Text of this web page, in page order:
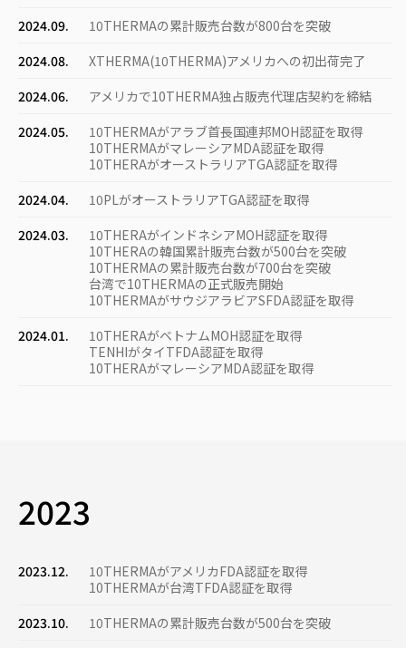
2024.09.
10THERMAの累計販売台数が800台を突破
2024.08.
XTHERMA(10THERMA)アメリカへの初出荷完了
2024.06.
アメリカで10THERMA独占販売代理店契約を締結
2024.05.
10THERMAがアラブ首長国連邦MOH認証を取得
10THERMAがマレーシアMDA認証を取得
10THERAがオーストラリアTGA認証を取得
2024.04.
10PLがオーストラリアTGA認証を取得
2024.03.
10THERAがインドネシアMOH認証を取得
10THERAの韓国累計販売台数が500台を突破
10THERMAの累計販売台数が700台を突破
台湾で10THERMAの正式販売開始
10THERMAがサウジアラビアSFDA認証を取得
2024.01.
10THERAがベトナムMOH認証を取得
TENHIがタイTFDA認証を取得
10THERAがマレーシアMDA認証を取得
2023
2023.12.
10THERMAがアメリカFDA認証を取得
10THERMAが台湾TFDA認証を取得
2023.10.
10THERMAの累計販売台数が500台を突破